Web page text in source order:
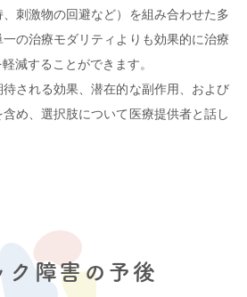
刺激物の回避など）を組み合わせた多
の治療モダリティよりも効果的に治療
減することができます。
される効果、潜在的な副作用、および
め、選択肢について医療提供者と話し
ク障害の予後